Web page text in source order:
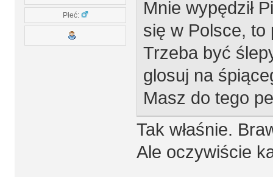
Płeć:
Mnie wypędził
się w Polsce, to
Trzeba być
glosuj na
Masz do tego
Tak właśnie.
Ale oczywiście